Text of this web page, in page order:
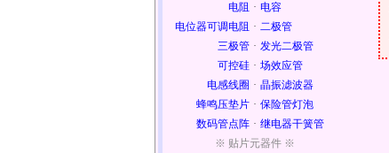
电阻 · 电容
电位器可调电阻 · 二极管
三极管 · 发光二极管
可控硅 · 场效应管
电感线圈 · 晶振滤波器
蜂鸣压垫片 · 保险管灯泡
数码管点阵 · 继电器干簧管
※ 贴片元器件 ※